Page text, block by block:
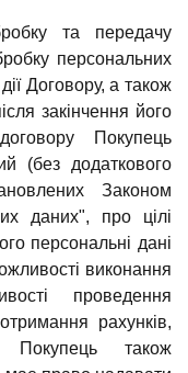
та передачу
персональних
Договору, а також
закінчення його
Покупець
(без додаткового
Законом
даних", про цілі
персональні дані
виконання
проведення
рахунків,
Покупець також